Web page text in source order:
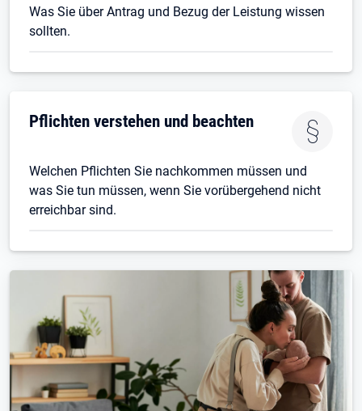
Was Sie über Antrag und Bezug der Leistung wissen
sollten.
Pflichten verstehen und beachten
Welchen Pflichten Sie nachkommen müssen und
was Sie tun müssen, wenn Sie vorübergehend nicht
erreichbar sind.